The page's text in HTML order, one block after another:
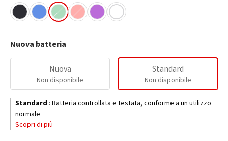
Nuova batteria
Nuova
Non disponibile
Standard
Non disponibile
Standard : Batteria controllata e testata, conforme a un utilizzo
normale
Scopri di più